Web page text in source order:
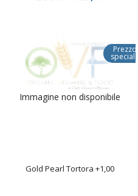
Immagine non disponibile
Prezzo
Gold Pearl Tortora +1,00